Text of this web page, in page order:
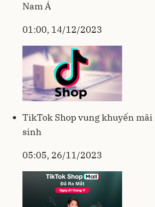
Nam Á
01:00, 14/12/2023
TikTok Shop vung khuyến mãi
sinh
05:05, 26/11/2023